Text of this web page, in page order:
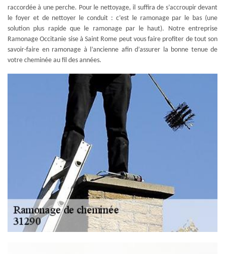
raccordée à une perche. Pour le nettoyage, il suffira de s’accroupir devant
le foyer et de nettoyer le conduit : c’est le ramonage par le bas (une
solution plus rapide que le ramonage par le haut). Notre entreprise
Ramonage Occitanie sise à Saint Rome peut vous faire profiter de tout son
savoir-faire en ramonage à l’ancienne afin d’assurer la bonne tenue de
votre cheminée au fil des années.